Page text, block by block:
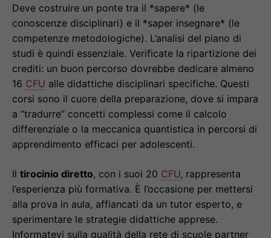
Deve costruire un ponte tra il *sapere* (le
conoscenze disciplinari) e il *saper insegnare* (le
competenze metodologiche). L’analisi del piano di
studi è quindi essenziale. Verificate la ripartizione dei
crediti: un buon percorso dovrebbe dedicare almeno
16 CFU alle didattiche disciplinari specifiche. Questi
corsi sono il cuore della preparazione, dove si impara
a “tradurre” concetti complessi come il calcolo
differenziale o la meccanica quantistica in percorsi di
apprendimento efficaci per adolescenti.
Il tirocinio diretto, con i suoi 20 CFU, rappresenta
l’esperienza più formativa. È l’occasione per mettersi
alla prova in aula, affiancati da un tutor esperto, e
sperimentare le strategie didattiche apprese.
Informatevi sulla qualità della rete di scuole partner